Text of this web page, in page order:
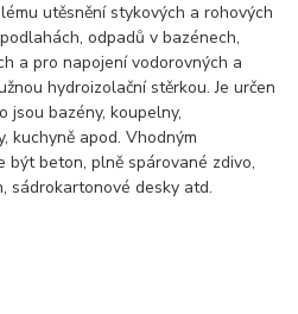
utěsnění stykových a rohových
odpadů v bazénech,
a pro napojení vodorovných a
hydroizolační stěrkou. Je určen
jsou bazény, koupelny,
kuchyně apod. Vhodným
být beton, plně spárované zdivo,
sádrokartonové desky atd.